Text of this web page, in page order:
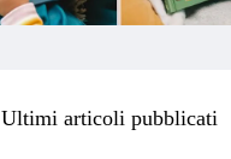
Ultimi articoli pubblicati